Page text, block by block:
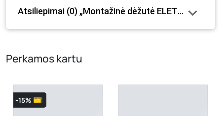
internetinėje parduotuvėje bei fizinėse parduotuvėse
kaina, kuri galioja pirkimo metu.
Atsiliepimai (0) „Montažinė dėžutė
Perkamos kartu
-15%